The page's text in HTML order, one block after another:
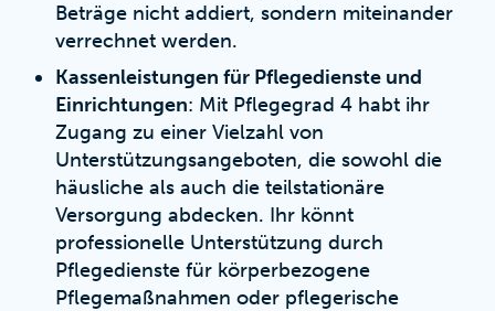
Beträge nicht addiert, sondern miteinander
verrechnet werden.
Kassenleistungen für Pflegedienste und
Einrichtungen: Mit Pflegegrad 4 habt ihr
Zugang zu einer Vielzahl von
Unterstützungsangeboten, die sowohl die
häusliche als auch die teilstationäre
Versorgung abdecken. Ihr könnt
professionelle Unterstützung durch
Pflegedienste für körperbezogene
Pflegemaßnahmen oder pflegerische